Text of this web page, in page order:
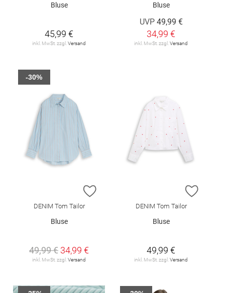
Bluse
45,99 €
inkl. MwSt. zzgl. Versand
Bluse
UVP 49,99 €
34,99 €
inkl. MwSt. zzgl. Versand
ZUR WUNSCHLISTE HINZUFÜGEN
DENIM Tom Tailor
Bluse
49,99 € 34,99 €
inkl. MwSt. zzgl.Versand
-30%
ZUR
DENIM Tom Tailor
Bluse
49,99 €
inkl. MwSt. zzgl.Versand